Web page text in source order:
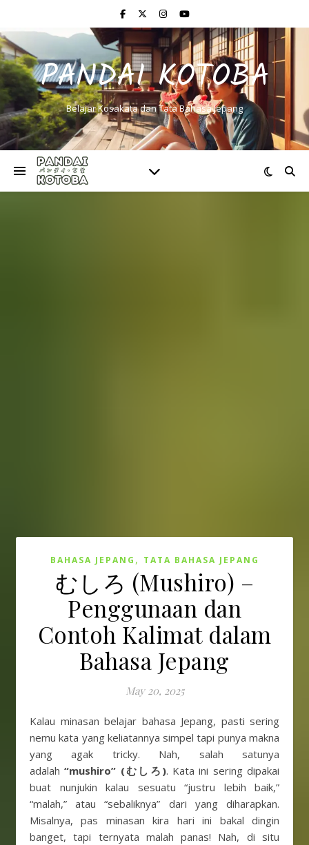
PANDAI KOTOBA
Belajar Kosakata dan Tata Bahasa Jepang
BAHASA JEPANG , TATA BAHASA JEPANG
むしろ (Mushiro) –
Penggunaan dan
Contoh Kalimat dalam
Bahasa Jepang
May 20, 2025
Kalau minasan belajar bahasa Jepang, pasti sering
nemu kata yang keliatannya simpel tapi punya makna
yang agak tricky. Nah, salah satunya
adalah “mushiro” (むしろ). Kata ini sering dipakai
buat nunjukin kalau sesuatu
“justru lebih baik,”
“malah,” atau “sebaliknya” dari yang diharapkan.
Misalnya, pas minasan kira hari ini bakal dingin
banget, tapi ternyata malah panas! Nah, di situ